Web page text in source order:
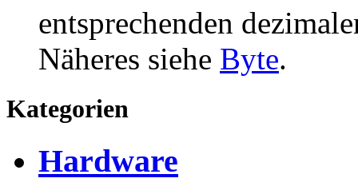
entsprechenden
Näheres siehe Byte.
Kategorien
Hardware